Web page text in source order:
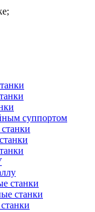
суппортом
станки
станки